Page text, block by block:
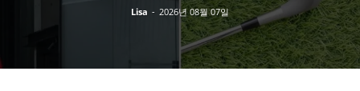
Lisa - 2026년 08월 07일